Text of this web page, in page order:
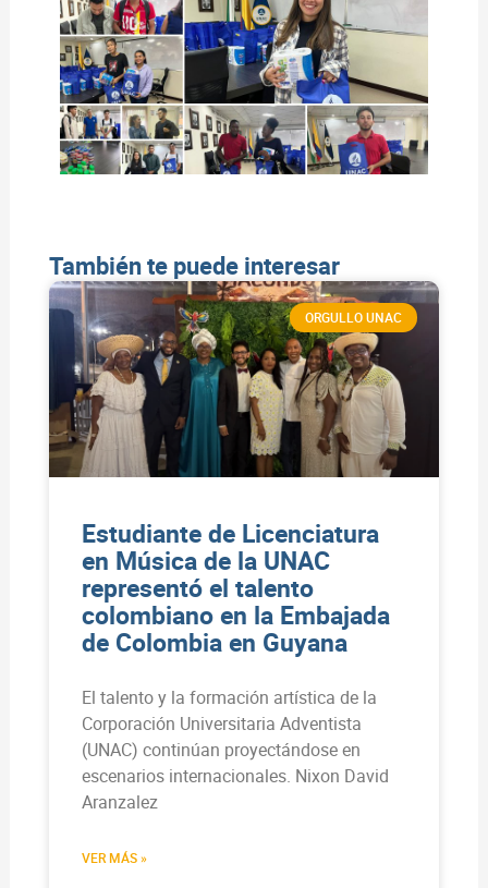
También te puede interesar
ORGULLO UNAC
Estudiante de Licenciatura
en Música de la UNAC
representó el talento
colombiano en la Embajada
de Colombia en Guyana
El talento y la formación artística de la
Corporación Universitaria Adventista
(UNAC) continúan proyectándose en
escenarios internacionales. Nixon David
Aranzalez
VER MÁS »